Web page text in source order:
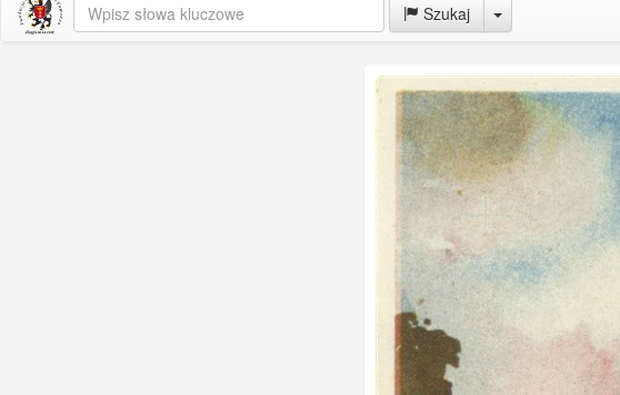
Szukaj Toggle Dropdown